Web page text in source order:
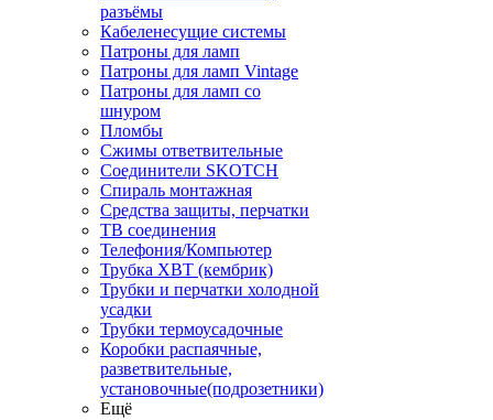
разъёмы
Кабеленесущие системы
Патроны для ламп
Патроны для ламп Vintage
Патроны для ламп со
шнуром
Пломбы
Сжимы ответвительные
Соединители SKOTCH
Спираль монтажная
Средства защиты, перчатки
ТВ соединения
Телефония/Компьютер
Трубка ХВТ (кембрик)
Трубки и перчатки холодной
усадки
Трубки термоусадочные
Коробки распаячные,
разветвительные,
установочные(подрозетники)
Ещё